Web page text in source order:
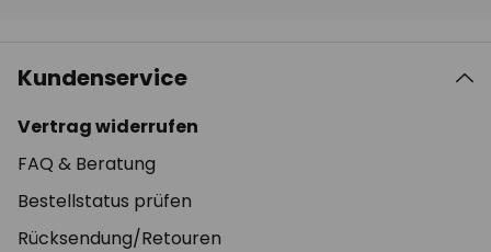
Kundenservice
Vertrag widerrufen
FAQ & Beratung
Bestellstatus prüfen
Rücksendung/Retouren